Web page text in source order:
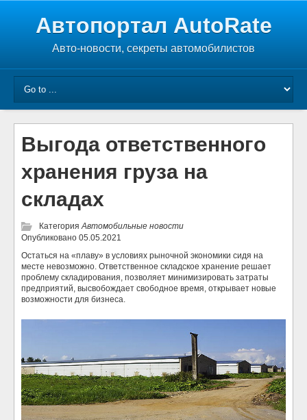
Автопортал AutoRate
Авто-новости, секреты автомобилистов
Выгода ответственного
хранения груза на
складах
КатегорияАвтомобильные новости
Опубликовано 05.05.2021
Остаться на «плаву» в условиях рыночной экономики сидя на
месте невозможно. Ответственное складское хранение решает
проблему складирования, позволяет минимизировать затраты
предприятий, высвобождает свободное время, открывает новые
возможности для бизнеса.